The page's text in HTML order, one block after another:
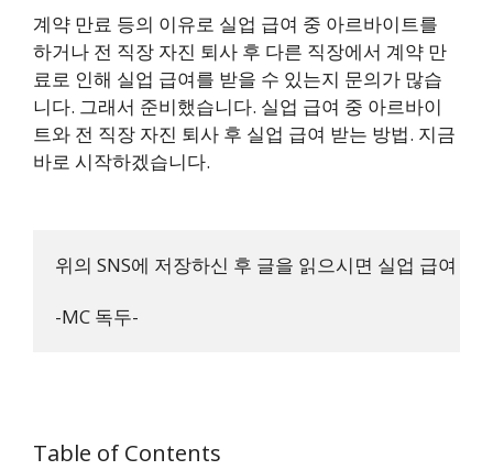
계약 만료 등의 이유로 실업 급여 중 아르바이트를
하거나 전 직장 자진 퇴사 후 다른 직장에서 계약 만
료로 인해 실업 급여를 받을 수 있는지 문의가 많습
니다. 그래서 준비했습니다. 실업 급여 중 아르바이
트와 전 직장 자진 퇴사 후 실업 급여 받는 방법. 지금
바로 시작하겠습니다.
위의 SNS에 저장하신 후 글을 읽으시면 실업 급여
-MC 독두-
Table of Contents